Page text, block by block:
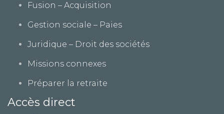
Fusion – Acquisition
Gestion sociale – Paies
Juridique – Droit des sociétés
Missions connexes
Préparer la retraite
Accès direct